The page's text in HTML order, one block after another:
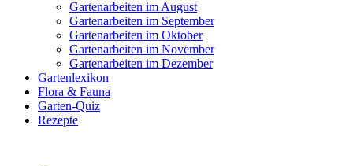
Gartenarbeiten im August
Gartenarbeiten im September
Gartenarbeiten im Oktober
Gartenarbeiten im November
Gartenarbeiten im Dezember
Gartenlexikon
Flora & Fauna
Garten-Quiz
Rezepte